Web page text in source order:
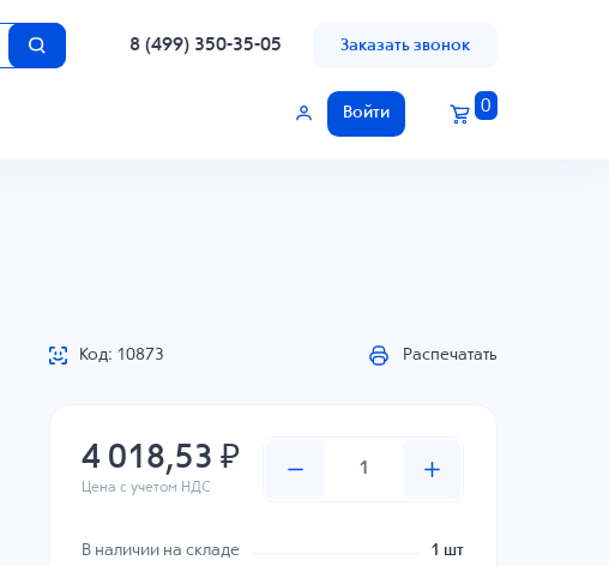
8 (499) 350-35-05 Заказать звонок
Войти 0
Код: 10873 Распечатать
4 018,53 ₽
Цена с учетом НДС
В наличии на складе 1 шт